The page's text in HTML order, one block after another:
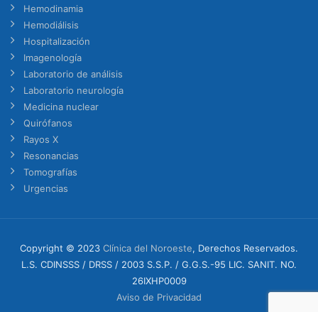
Hemodinamia
Hemodiálisis
Hospitalización
Imagenología
Laboratorio de análisis
Laboratorio neurología
Medicina nuclear
Quirófanos
Rayos X
Resonancias
Tomografías
Urgencias
Copyright © 2023 Clínica del Noroeste, Derechos Reservados.
L.S. CDINSSS / DRSS / 2003 S.S.P. / G.G.S.-95 LIC. SANIT. NO.
26IXHP0009
Aviso de Privacidad